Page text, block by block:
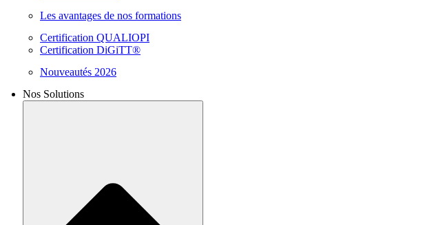
Les avantages de nos formations
Certification QUALIOPI
Certification DiGiTT®
Nouveautés 2026
Nos Solutions